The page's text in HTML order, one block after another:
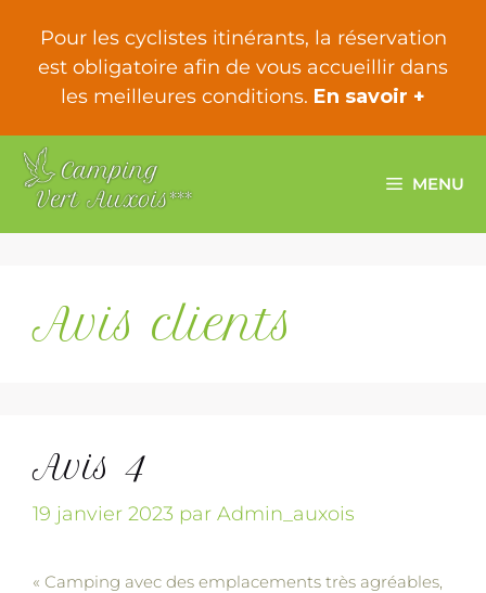
Pour les cyclistes itinérants, la réservation
est obligatoire afin de vous accueillir dans
les meilleures conditions. En savoir +
MENU
Avis clients
Avis 4
19 janvier 2023 par Admin_auxois
« Camping avec des emplacements très agréables,